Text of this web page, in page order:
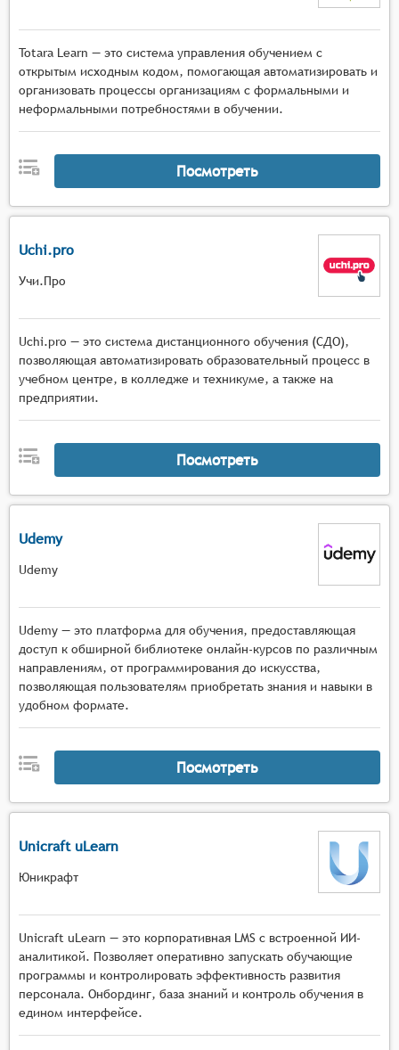
Totara Learn — это система управления обучением с
открытым исходным кодом, помогающая автоматизировать и
организовать процессы организациям с формальными и
неформальными потребностями в обучении.
Посмотреть
Uchi.pro
Учи.Про
Uchi.pro — это система дистанционного обучения (СДО),
позволяющая автоматизировать образовательный процесс в
учебном центре, в колледже и техникуме, а также на
предприятии.
Посмотреть
Udemy
Udemy
Udemy — это платформа для обучения, предоставляющая
доступ к обширной библиотеке онлайн-курсов по различным
направлениям, от программирования до искусства,
позволяющая пользователям приобретать знания и навыки в
удобном формате.
Посмотреть
Unicraft uLearn
Юникрафт
Unicraft uLearn — это корпоративная LMS с встроенной ИИ-
аналитикой. Позволяет оперативно запускать обучающие
программы и контролировать эффективность развития
персонала. Онбординг, база знаний и контроль обучения в
едином интерфейсе.